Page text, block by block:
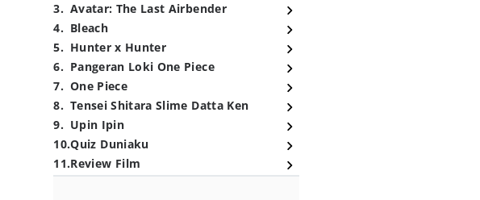
3. Avatar: The Last Airbender
4. Bleach
5. Hunter x Hunter
6. Pangeran Loki One Piece
7. One Piece
8. Tensei Shitara Slime Datta Ken
9. Upin Ipin
10.Quiz Duniaku
11.Review Film